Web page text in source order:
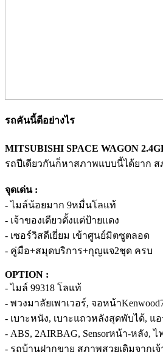
รถคันนี้ดีอย่างไร
MITSUBISHI SPACE WAGON
รถปีเดียวกันก็หาสภาพแบบนี้ได้ยาก
จุดเด่น :
- ไมล์น้อยมาก 9หมื่นโลแท้
- เจ้าของเดียวตั้งแต่ป้ายแดง
- เซอร์วิสดีเยี่ยม เข้าศูนย์มิตซูตลอด
- คู่มือ+สมุดบริการ+กุญแจ2ชุด ครบ
OPTION :
- ไมล์ 99318 โลแท้
- พวงมาลัยเพาเวอร์, จอหน้า
- เบาะหนัง, เบาะแถวหลังสุดพับได้,
- ABS, 2AIRBAG, Sensorหน้า-หลัง,
- รถบ้านฝากขาย สภาพสวยเดิมจากเจ้